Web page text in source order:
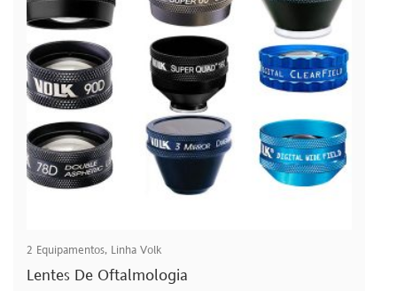
2 Equipamentos, Linha Volk
Lentes De Oftalmologia